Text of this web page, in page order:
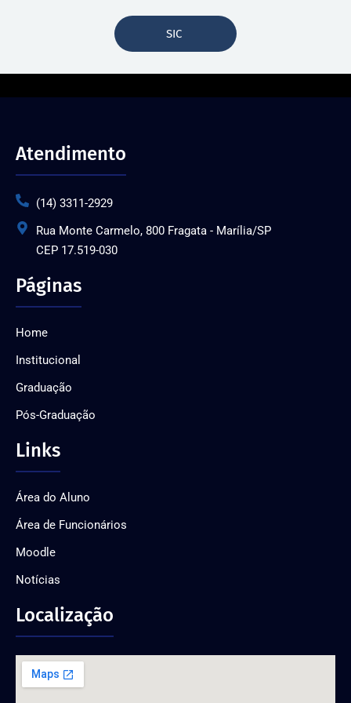
SIC
Atendimento
(14) 3311-2929
Rua Monte Carmelo, 800 Fragata - Marília/SP
CEP 17.519-030
Páginas
Home
Institucional
Graduação
Pós-Graduação
Links
Área do Aluno
Área de Funcionários
Moodle
Notícias
Localização